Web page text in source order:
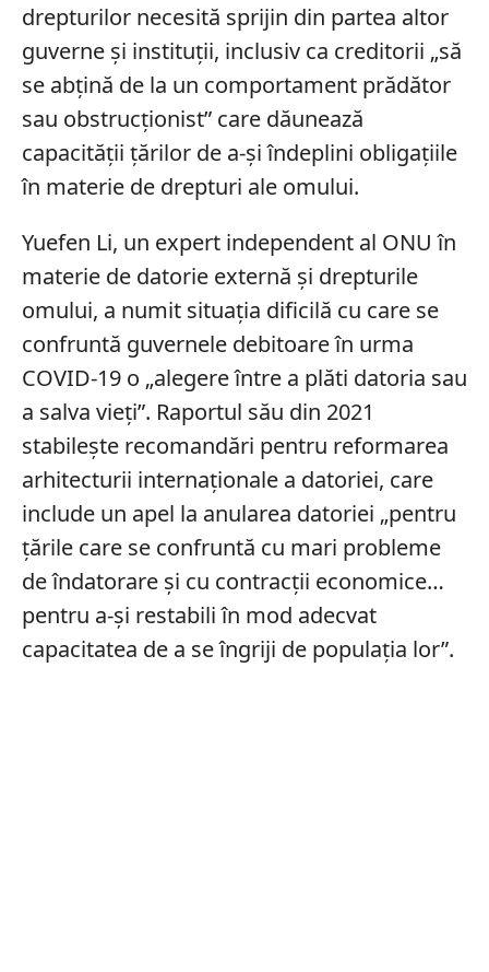
drepturilor necesită sprijin din partea altor
guverne și instituții, inclusiv ca creditorii „să
se abțină de la un comportament prădător
sau obstrucționist” care dăunează
capacității țărilor de a-și îndeplini obligațiile
în materie de drepturi ale omului.
Yuefen Li, un expert independent al ONU în
materie de datorie externă și drepturile
omului, a numit situația dificilă cu care se
confruntă guvernele debitoare în urma
COVID-19 o „alegere între a plăti datoria sau
a salva vieți”. Raportul său din 2021
stabilește recomandări pentru reformarea
arhitecturii internaționale a datoriei, care
include un apel la anularea datoriei „pentru
țările care se confruntă cu mari probleme
de îndatorare și cu contracții economice…
pentru a-și restabili în mod adecvat
capacitatea de a se îngriji de populația lor”.